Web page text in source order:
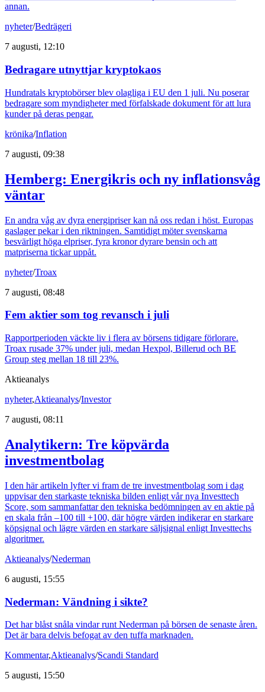
annan.
nyheter/Bedrägeri
7 augusti, 12:10
Bedragare utnyttjar kryptokaos
Hundratals kryptobörser blev olagliga i EU den 1 juli. Nu poserar
bedragare som myndigheter med förfalskade dokument för att lura
kunder på deras pengar.
krönika/Inflation
7 augusti, 09:38
Hemberg: Energikris och ny inflationsvåg
väntar
En andra våg av dyra energipriser kan nå oss redan i höst. Europas
gaslager pekar i den riktningen. Samtidigt möter svenskarna
besvärligt höga elpriser, fyra kronor dyrare bensin och att
matpriserna tickar uppåt.
nyheter/Troax
7 augusti, 08:48
Fem aktier som tog revansch i juli
Rapportperioden väckte liv i flera av börsens tidigare förlorare.
Troax rusade 37% under juli, medan Hexpol, Billerud och BE
Group steg mellan 18 till 23%.
Aktieanalys
nyheter,Aktieanalys/Investor
7 augusti, 08:11
Analytikern: Tre köpvärda
investmentbolag
I den här artikeln lyfter vi fram de tre investmentbolag som i dag
uppvisar den starkaste tekniska bilden enligt vår nya Investtech
Score, som sammanfattar den tekniska bedömningen av en aktie på
en skala från –100 till +100, där högre värden indikerar en starkare
köpsignal och lägre värden en starkare säljsignal enligt Investtechs
algoritmer.
Aktieanalys/Nederman
6 augusti, 15:55
Nederman: Vändning i sikte?
Det har blåst snåla vindar runt Nederman på börsen de senaste åren.
Det är bara delvis befogat av den tuffa marknaden.
Kommentar,Aktieanalys/Scandi Standard
5 augusti, 15:50